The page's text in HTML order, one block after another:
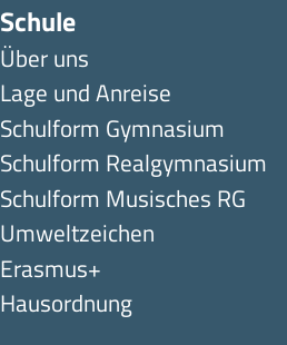
Schule
Über uns
Lage und Anreise
Schulform Gymnasium
Schulform Realgymnasium
Schulform Musisches RG
Umweltzeichen
Erasmus+
Hausordnung